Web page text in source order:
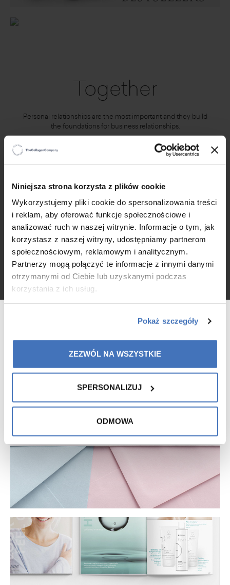
Niniejsza strona korzysta z plików cookie
Wykorzystujemy pliki cookie do spersonalizowania treści
i reklam, aby oferować funkcje społecznościowe i
analizować ruch w naszej witrynie. Informacje o tym, jak
korzystasz z naszej witryny, udostępniamy partnerom
społecznościowym, reklamowym i analitycznym.
Partnerzy mogą połączyć te informacje z innymi danymi
otrzymanymi od Ciebie lub uzyskanymi podczas
korzystania z ich usług.
Pokaż szczegóły
ZEZWÓL NA WSZYSTKIE
SPERSONALIZUJ
ODMOWA
Together
Personal relationships are the most important and they build
the foundations for business relationships.